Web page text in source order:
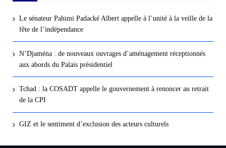
Le sénateur Pahimi Padacké Albert appelle à l’unité à la veille de la
fête de l’indépendance
N’Djaména : de nouveaux ouvrages d’aménagement réceptionnés
aux abords du Palais présidentiel
Tchad : la COSADT appelle le gouvernement à renoncer au retrait
de la CPI
GIZ et le sentiment d’exclusion des acteurs culturels